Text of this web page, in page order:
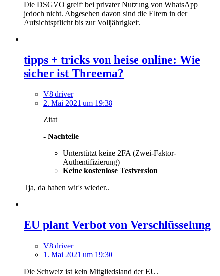
Die DSGVO greift bei privater Nutzung von WhatsApp
jedoch nicht. Abgesehen davon sind die Eltern in der
Aufsichtspflicht bis zur Volljährigkeit.
tipps + tricks von heise online: Wie
sicher ist Threema?
V8 driver
2. Mai 2021 um 19:38
Zitat
- Nachteile
Unterstützt keine 2FA (Zwei-Faktor-
Authentifizierung)
Keine kostenlose Testversion
Tja, da haben wir's wieder...
EU plant Verbot von Verschlüsselung
V8 driver
1. Mai 2021 um 19:30
Die Schweiz ist kein Mitgliedsland der EU.